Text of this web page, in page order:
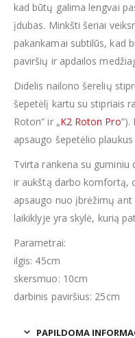
kad būtų galima lengvai
įdubas. Minkšti šeriai
pakankamai subtilūs, kad
paviršių ir apdailos
Didelis nailono šerelių
šepetėlį kartu su stipriais
Roton“ ir „K2 Roton Pro“).
apsaugo šepetėlio
Tvirta rankena su guminiu
ir aukštą darbo komfortą,
apsaugo nuo įbrėžimų ant
laikiklyje yra skylė, kurią
Parametrai:
ilgis: 45cm
skersmuo: 10cm
darbinis paviršius: 25cm
PAPILDOMA